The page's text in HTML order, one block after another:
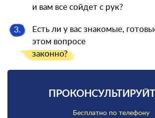
и вам все сойдет с рук?
3.
Есть ли у вас знакомые,
этом вопросе
законно?
Бесплатно по телефону